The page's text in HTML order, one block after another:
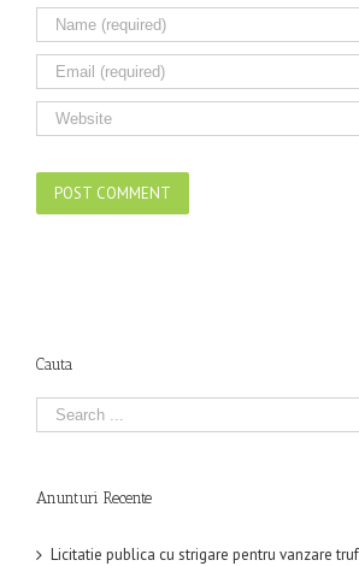
Cauta
Anunturi Recente
Licitatie publica cu strigare pentru vanzare